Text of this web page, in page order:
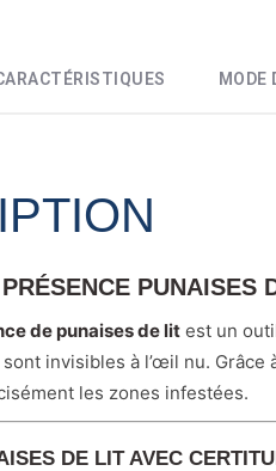
MODE
PUNAISES
de punaises de lit est un
invisibles à l’œil nu.
les zones infestées.
DE LIT AVEC